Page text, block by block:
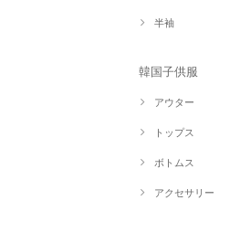
半袖
韓国子供服
アウター
トップス
ボトムス
アクセサリー